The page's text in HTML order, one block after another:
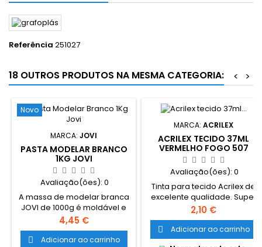
Referência 251027
18 OUTROS PRODUTOS NA MESMA CATEGORIA: >
<
Novo
MARCA: JOVI
PASTA MODELAR BRANCO
1KG JOVI
Avaliação(ões): 0
A massa de modelar branca
JOVI de 1000g é moldável e
seca ao ar, oferecendo uma
solução prática e versátil
para trabalhos manuais,
Preço
4,45 €
 Adicionar ao carrinho
MARCA: ACRILEX
ACRILEX TECIDO 37ML
VERMELHO FOGO 507
Avaliação(ões): 0
Tinta para tecido Acrilex de
excelente qualidade. Super
resistência à lavagens. A tinta
produz uma excelente
cobertura e sua fixção é a
frio. Grande variedade de
Preço
2,10 €
 Adicionar ao carrinho